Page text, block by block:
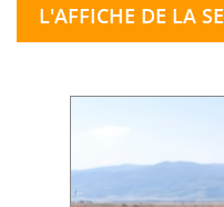
L'AFFICHE DE LA